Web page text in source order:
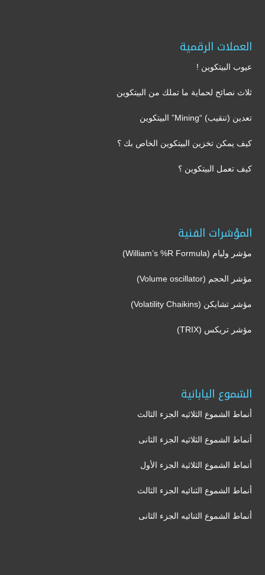
العملات الرقمية
عيوب البيتكوين !
ثلاث نصائح لحماية ما تملك من البيتكوين
تعدين (تنقيب) “Mining” البيتكوين
كيف يمكن تخزين البيتكوين الخاص بك ؟
كيف تعمل البيتكوين ؟
المؤشرات الفنية
مؤشر وليام (William’s %R Formula)
مؤشر الحجم (Volume oscillator)
مؤشر تشايكن (Volatility Chaikins)
مؤشر تريكس (TRIX)
الشموع اليابانية
أنماط الشموع الثلاثيه الجزء الثالث
أنماط الشموع الثلاثيه الجزء الثانى
أنماط الشموع الثلاثية الجزء الأول
أنماط الشموع الثنائيه الجزء الثالث
أنماط الشموع الثنائيه الجزء الثانى